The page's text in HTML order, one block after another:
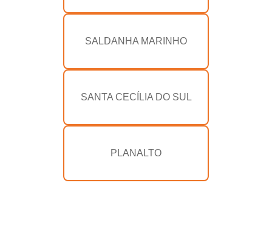
SALDANHA MARINHO
SANTA CECÍLIA DO SUL
PLANALTO